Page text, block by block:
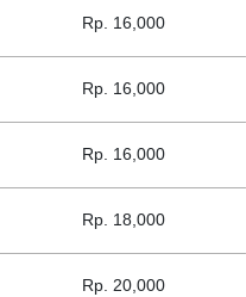
Rp. 16,000
Rp. 16,000
Rp. 16,000
Rp. 18,000
Rp. 20,000